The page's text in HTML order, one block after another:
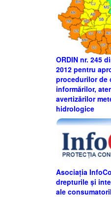
ORDIN nr. 245
2012 pentru
procedurilor de
informărilor,
avertizărilor
hidrologice
Asociația
drepturile și
ale